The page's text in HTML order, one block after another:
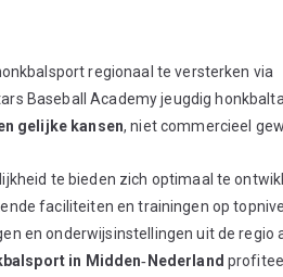
regionaal te versterken via
Baseball Academy jeugdig
gelijke kansen, niet commercieel
te bieden zich optimaal te
faciliteiten en trainingen op
en onderwijsinstellingen uit de regio
in Midden‑Nederland